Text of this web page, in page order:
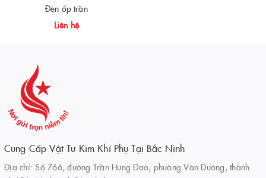
Đèn ốp trần
Liên hệ
Cung Cấp Vật Tư Kim Khí Phụ Tại Bắc Ninh
Địa chỉ: Số 766, đường Trần Hưng Đạo, phường Vân Dương, thành